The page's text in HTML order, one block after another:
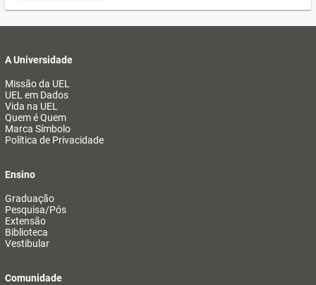
A Universidade
Missão da UEL
UEL em Dados
Vida na UEL
Quem é Quem
Marca Símbolo
Política de Privacidade
Ensino
Graduação
Pesquisa/Pós
Extensão
Biblioteca
Vestibular
Comunidade